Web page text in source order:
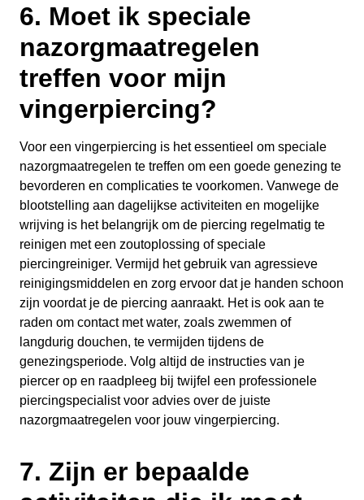
6. Moet ik speciale
nazorgmaatregelen
treffen voor mijn
vingerpiercing?
Voor een vingerpiercing is het essentieel om speciale
nazorgmaatregelen te treffen om een goede genezing te
bevorderen en complicaties te voorkomen. Vanwege de
blootstelling aan dagelijkse activiteiten en mogelijke
wrijving is het belangrijk om de piercing regelmatig te
reinigen met een zoutoplossing of speciale
piercingreiniger. Vermijd het gebruik van agressieve
reinigingsmiddelen en zorg ervoor dat je handen schoon
zijn voordat je de piercing aanraakt. Het is ook aan te
raden om contact met water, zoals zwemmen of
langdurig douchen, te vermijden tijdens de
genezingsperiode. Volg altijd de instructies van je
piercer op en raadpleeg bij twijfel een professionele
piercingspecialist voor advies over de juiste
nazorgmaatregelen voor jouw vingerpiercing.
7. Zijn er bepaalde